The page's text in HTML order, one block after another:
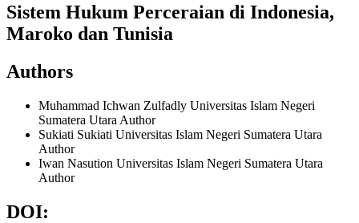
Sistem Hukum Perceraian di Indonesia,
Maroko dan Tunisia
Authors
Muhammad Ichwan Zulfadly Universitas Islam Negeri
Sumatera Utara Author
Sukiati Sukiati Universitas Islam Negeri Sumatera Utara
Author
Iwan Nasution Universitas Islam Negeri Sumatera Utara
Author
DOI: